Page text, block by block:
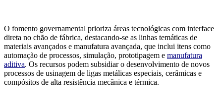
O fomento governamental prioriza áreas tecnológicas com interface
direta no chão de fábrica, destacando-se as linhas temáticas de
materiais avançados e manufatura avançada, que inclui itens como
automação de processos, simulação, prototipagem e manufatura
aditiva. Os recursos podem subsidiar o desenvolvimento de novos
processos de usinagem de ligas metálicas especiais, cerâmicas e
compósitos de alta resistência mecânica e térmica.